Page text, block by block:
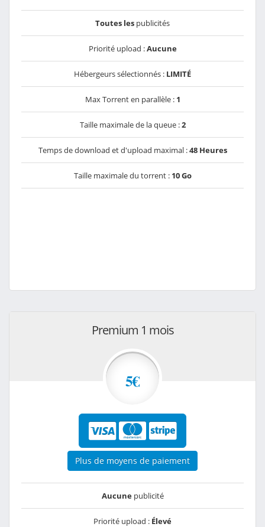
Toutes les publicités
Priorité upload :Aucune
Hébergeurs sélectionnés : LIMITÉ
Max Torrent en parallèle : 1
Taille maximale de la queue :2
Temps de download et d'upload maximal :48 Heures
Taille maximale du torrent : 10 Go
Premium 1 mois
5€
Plus de moyens de paiement
Aucunepublicité
Priorité upload : Élevé